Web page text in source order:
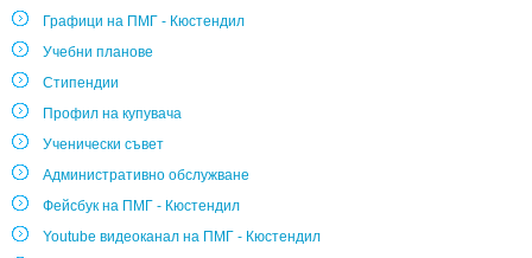
Графици на ПМГ - Кюстендил
Учебни планове
Стипендии
Профил на купувача
Ученически съвет
Административно обслужване
Фейсбук на ПМГ - Кюстендил
Youtube видеоканал на ПМГ - Кюстендил